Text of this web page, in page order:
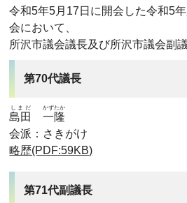
令和5年5月17日に開会した令和5
会において、
所沢市議会議長及び所沢市議会副
第70代議長
島田
しまだ
一
かず
隆
たか
会派：さきがけ
略歴(PDF:59KB)
第71代副議長